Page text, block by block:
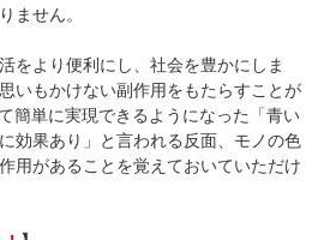
ません。
をより便利にし、社会を豊かにしま
いもかけない副作用をもたらすことが
簡単に実現できるようになった「青い
効果あり」と言われる反面、モノの色
用があることを覚えておいていただけ